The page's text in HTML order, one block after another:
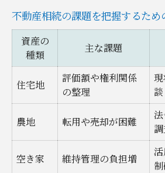
手続きを円滑にする実践的な
不動産相続手続きの流れ
名義変更や登記の注意点
相続放棄や遺産分割の実
市役所や相談窓口の活用方
空き家対策や賃貸運用の
不動産相続の課題を把握するため
資産の
種類
主な課題
住宅地
評価額や権利関係
の整理
談
農地 転用や売却が困難
空き家 維持管理の負担増